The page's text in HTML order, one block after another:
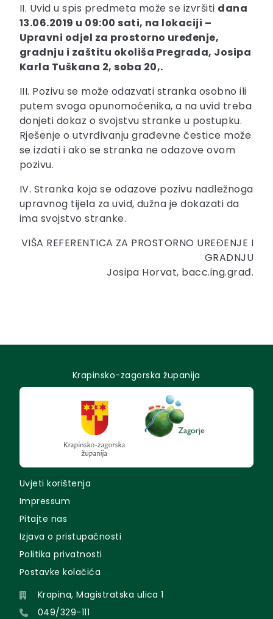
II. Uvid u spis predmeta može se izvršiti dana
13.06.2019 u 09:00 sati, na lokaciji –
Upravni odjel za prostorno uređenje,
gradnju i zaštitu okoliša Pregrada, Josipa
Karla Tuškana 2, soba 20,.
III. Pozivu se može odazvati stranka osobno ili
putem svoga opunomoćenika, a na uvid treba
donjeti dokaz o svojstvu stranke u postupku.
Rješenje o utvrđivanju građevne čestice može
se izdati i ako se stranka ne odazove ovom
pozivu.
IV. Stranka koja se odazove pozivu nadležnoga
upravnog tijela za uvid, dužna je dokazati da
ima svojstvo stranke.
VIŠA REFERENTICA ZA PROSTORNO UREĐENJE I
GRADNJU
Josipa Horvat, bacc.ing.građ.
Krapinsko-zagorska županija
Uvjeti korištenja
Impressum
Pitajte nas
Izjava o pristupačnosti
Politika privatnosti
Postavke kolačića
Krapina, Magistratska ulica 1
049/329-111